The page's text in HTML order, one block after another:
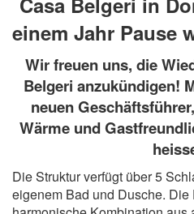
einem Jahr Pause
Wir freuen uns, die
Belgeri anzukündigen!
neuen
Wärme und
Die Struktur verfügt über 5
eigenem Bad und Dusche. Die